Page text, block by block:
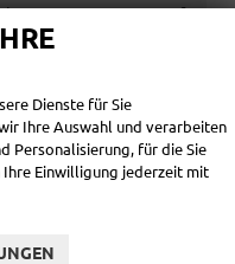
Sportsitze, Isofix
Höhenverstellbarer
Dienste für Sie
Ihre Auswahl und verarbeiten
Personalisierung, für die Sie
Ihre Einwilligung jederzeit mit